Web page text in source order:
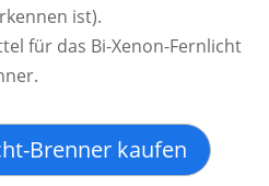
ist).
für das Bi-Xenon-Fernlicht
Brenner kaufen